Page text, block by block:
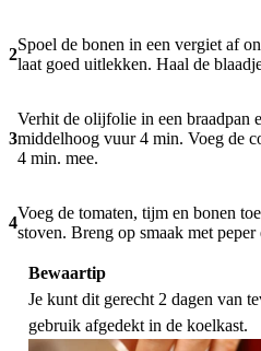
2
Spoel de bonen in een vergiet af
laat goed uitlekken. Haal de
3
Verhit de olijfolie in een braadpan
middelhoog vuur 4 min. Voeg de
4 min. mee.
4
Voeg de tomaten, tijm en bonen
stoven. Breng op smaak met peper
Bewaartip
Je kunt dit gerecht 2 dagen van
gebruik afgedekt in de koelkast.